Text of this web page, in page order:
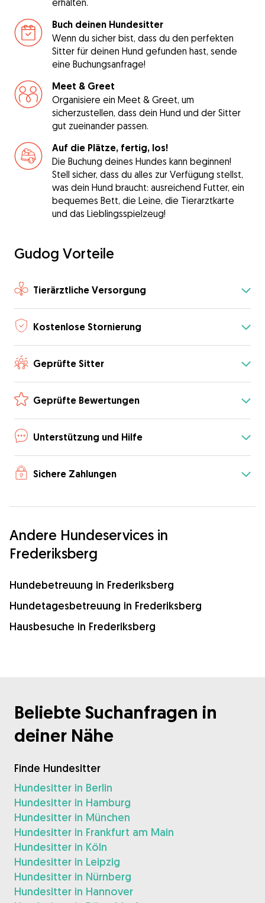
erhalten.
Buch deinen Hundesitter
Wenn du sicher bist, dass du den perfekten
Sitter für deinen Hund gefunden hast, sende
eine Buchungsanfrage!
Meet & Greet
Organisiere ein Meet & Greet, um
sicherzustellen, dass dein Hund und der Sitter
gut zueinander passen.
Auf die Plätze, fertig, los!
Die Buchung deines Hundes kann beginnen!
Stell sicher, dass du alles zur Verfügung stellst,
was dein Hund braucht: ausreichend Futter, ein
bequemes Bett, die Leine, die Tierarztkarte
und das Lieblingsspielzeug!
Gudog Vorteile
Tierärztliche Versorgung
Kostenlose Stornierung
Geprüfte Sitter
Geprüfte Bewertungen
Unterstützung und Hilfe
Sichere Zahlungen
Andere Hundeservices in
Frederiksberg
Hundebetreuung in Frederiksberg
Hundetagesbetreuung in Frederiksberg
Hausbesuche in Frederiksberg
Beliebte Suchanfragen in
deiner Nähe
Finde Hundesitter
Hundesitter in Berlin
Hundesitter in Hamburg
Hundesitter in München
Hundesitter in Frankfurt am Main
Hundesitter in Köln
Hundesitter in Leipzig
Hundesitter in Nürnberg
Hundesitter in Hannover